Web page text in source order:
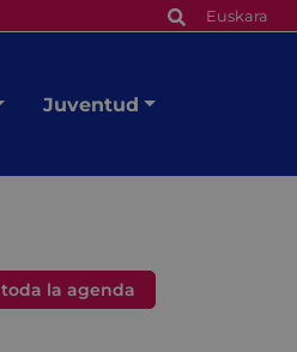
Euskara
Juventud
la agenda